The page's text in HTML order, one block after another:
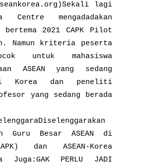
lagi
Centre mengadadakan
bertema 2021 CAPK Pilot
Namun kriteria peserta
untuk mahasiswa
ASEAN yang sedang
Korea dan peneliti
yang sedang berada
Guru Besar ASEAN di
dan ASEAN-Korea
Juga:GAK PERLU JADI